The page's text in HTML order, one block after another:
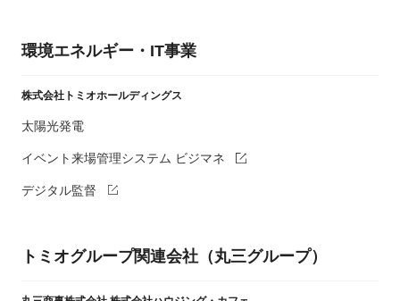
環境エネルギー・IT事業
株式会社トミオホールディングス
太陽光発電
イベント来場管理システム ビジマネ
デジタル監督
トミオグループ関連会社（丸三グループ）